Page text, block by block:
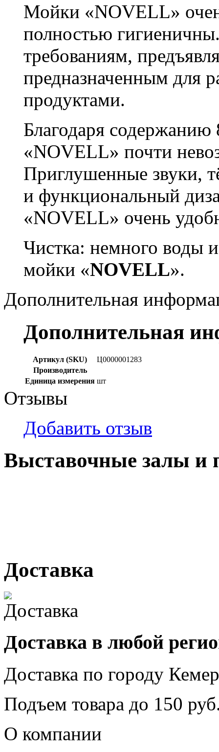
Мойки «NOVELL»
полностью
требованиям,
предназначенным для
продуктами.
Благодаря
«NOVELL» почти
Приглушенные звуки,
и функциональный
«NOVELL» очень
Чистка: немного воды
мойки «NOVELL».
Дополнительная
Дополнительная
Артикул (SKU)
Ц0000001283
Производитель
Единица измерения шт
Отзывы
Добавить отзыв
Выставочные залы и
Доставка
Доставка в любой
Доставка по городу
Подъем товара до 150
О компании